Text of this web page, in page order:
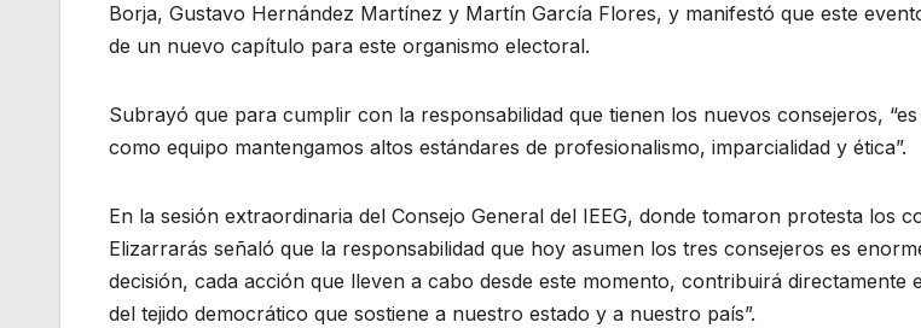
Borja, Gustavo Hernández Martínez y Martín García Flores, y manifestó que este
de un nuevo capítulo para este organismo electoral.
Subrayó que para cumplir con la responsabilidad que tienen los nuevos consejeros,
como equipo mantengamos altos estándares de profesionalismo, imparcialidad y ética”.
En la sesión extraordinaria del Consejo General del IEEG, donde tomaron protesta los
Elizarrarás señaló que la responsabilidad que hoy asumen los tres consejeros es
decisión, cada acción que lleven a cabo desde este momento, contribuirá directamente
del tejido democrático que sostiene a nuestro estado y a nuestro país”.